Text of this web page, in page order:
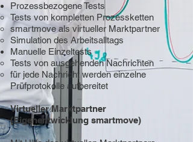
Prozessbezogene Tests
Tests von kompletten Prozessketten
smartmove als virtueller Marktpartner
Simulation des Arbeitsalltags
Manuelle Einzeltests
Tests von ausgehenden Nachrichten
für jede Nachricht werden einzelne
Prüfprotokolle aufbereitet
Virtueller Marktpartner
(Eigenentwicklung smartmove)